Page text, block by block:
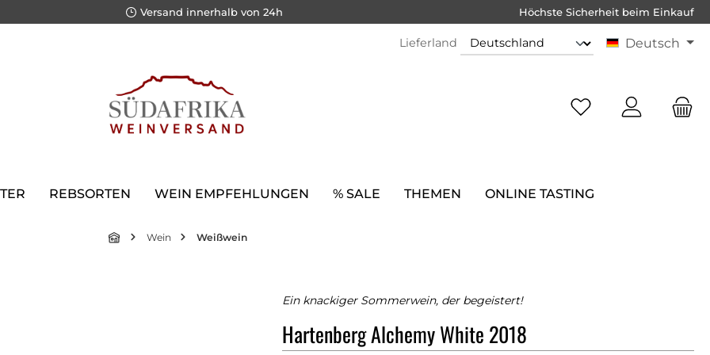
Versand innerhalb von 24h Höchste Sicherheit beim Einkauf
Lieferland Deutsch
REBSORTEN WEIN EMPFEHLUNGEN % SALE THEMEN ONLINE TASTING
Wein Weißwein
Ein knackiger Sommerwein, der begeistert!
Hartenberg Alchemy White 2018